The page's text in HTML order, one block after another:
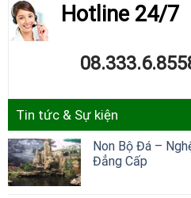
Hotline 24/7
Tin tức & Sự kiện
Non Bộ Đá –
Đẳng Cấp